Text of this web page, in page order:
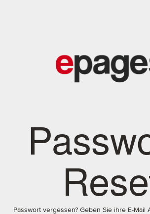
Passwort vergessen? Geben Sie ihre E-Mail